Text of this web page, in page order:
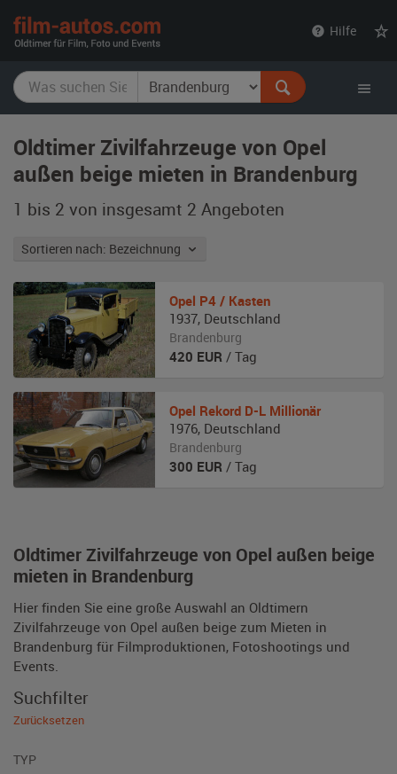
Hilfe
Oldtimer Zivilfahrzeuge von Opel
außen beige mieten in Brandenburg
1 bis 2 von insgesamt 2 Angeboten
Sortieren nach: Bezeichnung
Oldtimer Zivilfahrzeuge von Opel außen beige
mieten in Brandenburg
Hier finden Sie eine große Auswahl an Oldtimern
Zivilfahrzeuge von Opel außen beige zum Mieten in
Brandenburg für Filmproduktionen, Fotoshootings und
Events.
Opel P4 / Kasten
1937, Deutschland
Brandenburg
420 EUR / Tag
Opel Rekord D-L Millionär
1976, Deutschland
Brandenburg
300 EUR / Tag
Suchfilter
Zurücksetzen
TYP